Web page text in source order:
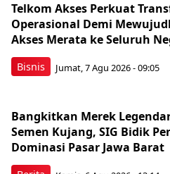
Bisnis
Telkom Akses Perkuat
Operasional Demi
Akses Merata ke Seluruh
Jumat, 7 Agu 2026 - 09:05
Bangkitkan Merek
Semen Kujang, SIG Bidik
Dominasi Pasar Jawa Barat